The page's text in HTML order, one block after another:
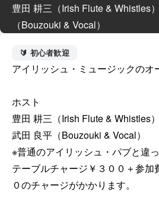
豊田 耕三（Irish Flute & Whistles
（Bouzouki & Vocal）
🔰 初心者歓迎
アイリッシュ・ミュージックのオ
ホスト
豊田 耕三（Irish Flute & Whistles）
武田 良平（Bouzouki & Vocal）
※普通のアイリッシュ・パブと違
テーブルチャージ￥３００＋参加
０のチャージがかかります。